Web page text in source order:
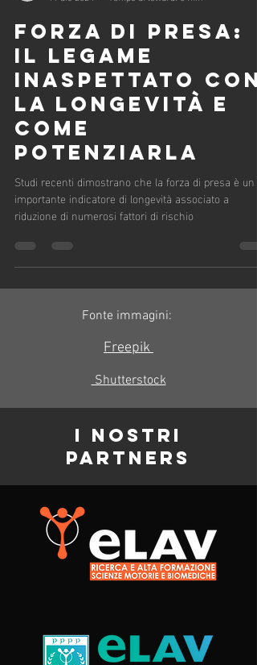
BeLongevity Team
11 dic 2024
Tempo di lettura: 3 min
FORZA DI PRESA:
IL LEGAME
INASPETTATO CON
LA LONGEVITÀ E
COME
POTENZIARLA
importante indicatore di longevità associato a
riduzione di numerosi fattori di rischio
Shutterstock
I NOSTRI
PARTNERS